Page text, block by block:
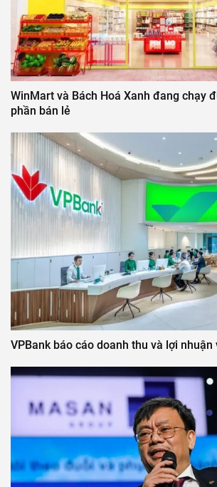
WinMart và Bách Hoá Xanh đang chạy
phần bán lẻ
VPBank báo cáo doanh thu và lợi